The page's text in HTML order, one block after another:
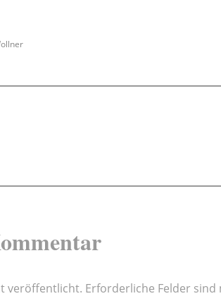
veröffentlicht. Erforderliche Felder sind